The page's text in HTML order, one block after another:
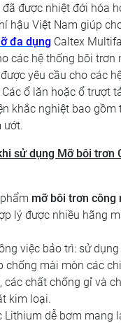
được nhiệt đới hóa
hậu Việt Nam giúp
đa dụng Caltex
các hệ thống bôi trơn
yêu cầu cho các
ổ lăn hoặc ổ trượt
khắc nghiệt bao gồm
ướt.
sử dụng Mỡ bôi trơn
mỡ bôi trơn công
lý được nhiều hãng
việc bảo trì: sử
chống mài mòn các
các chất chống gỉ và
kim loại.
Lithium dễ bơm mang